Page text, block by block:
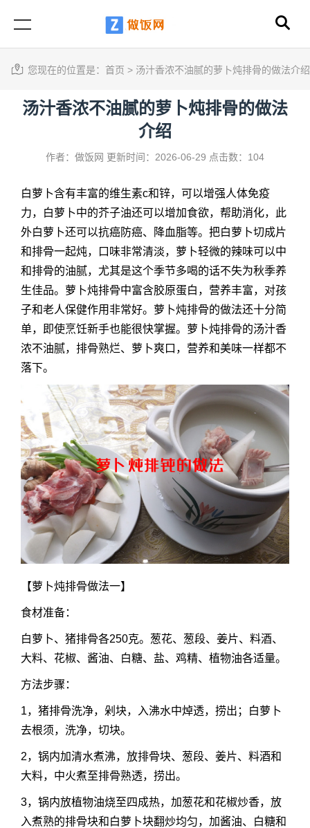
您现在的位置是： 首页 > 汤汁香浓不油腻的萝卜炖排骨的做法介绍
汤汁香浓不油腻的萝卜炖排骨的做法
介绍
作者：做饭网 更新时间：2026-06-29 点击数：104
白萝卜含有丰富的维生素c和锌，可以增强人体免疫
力，白萝卜中的芥子油还可以增加食欲，帮助消化，此
外白萝卜还可以抗癌防癌、降血脂等。把白萝卜切成片
和排骨一起炖，口味非常清淡，萝卜轻微的辣味可以中
和排骨的油腻，尤其是这个季节多喝的话不失为秋季养
生佳品。萝卜炖排骨中富含胶原蛋白，营养丰富，对孩
子和老人保健作用非常好。 萝卜炖排骨的做法还十分简
单，即使烹饪新手也能很快掌握。萝卜炖排骨的汤汁香
浓不油腻，排骨熟烂、萝卜爽口，营养和美味一样都不
落下。
【萝卜炖排骨做法一】
食材准备：
白萝卜、猪排骨各250克。葱花、葱段、姜片、料酒、
大料、花椒、酱油、白糖、盐、鸡精、植物油各适量。
方法步骤：
1，猪排骨洗净，剁块，入沸水中焯透，捞出；白萝卜
去根须，洗净，切块。
2，锅内加清水煮沸，放排骨块、葱段、姜片、料酒和
大料，中火煮至排骨熟透，捞出。
3，锅内放植物油烧至四成热，加葱花和花椒炒香，放
入煮熟的排骨块和白萝卜块翻炒均匀，加酱油、白糖和